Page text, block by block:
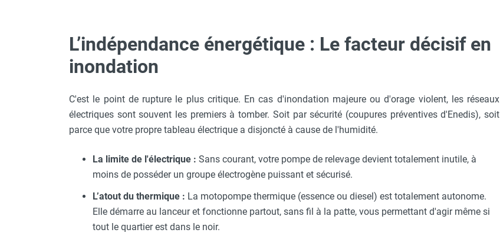
L’indépendance énergétique : Le facteur décisif en
inondation
C'est le point de rupture le plus critique. En cas d'inondation majeure ou d'orage violent, les réseaux
électriques sont souvent les premiers à tomber. Soit par sécurité (coupures préventives d'Enedis), soit
parce que votre propre tableau électrique a disjoncté à cause de l'humidité.
La limite de l'électrique : Sans courant, votre pompe de relevage devient totalement inutile, à
moins de posséder un groupe électrogène puissant et sécurisé.
L’atout du thermique : La motopompe thermique (essence ou diesel) est totalement autonome.
Elle démarre au lanceur et fonctionne partout, sans fil à la patte, vous permettant d'agir même si
tout le quartier est dans le noir.